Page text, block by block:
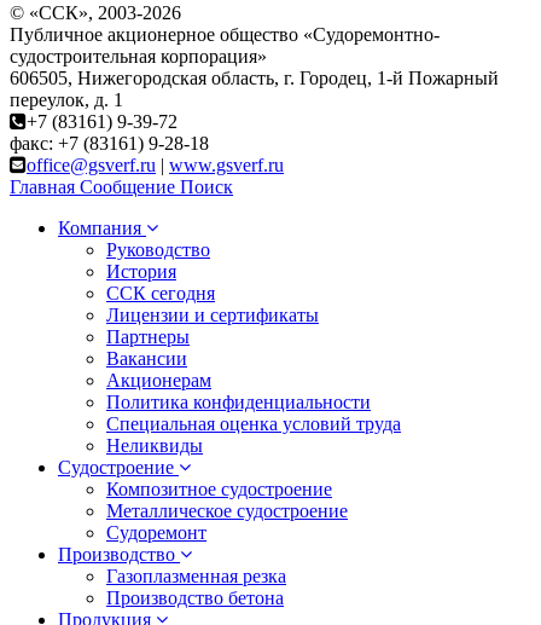
© «ССК», 2003-2026
Публичное акционерное общество «Судоремонтно-
судостроительная корпорация»
606505, Нижегородская область, г. Городец, 1-й Пожарный
переулок, д. 1
+7 (83161) 9-39-72
факс: +7 (83161) 9-28-18
office@gsverf.ru | www.gsverf.ru
Главная Сообщение Поиск
Компания
Руководство
История
ССК сегодня
Лицензии и сертификаты
Партнеры
Вакансии
Акционерам
Политика конфиденциальности
Специальная оценка условий труда
Неликвиды
Судостроение
Композитное судостроение
Металлическое судостроение
Судоремонт
Производство
Газоплазменная резка
Производство бетона
Продукция